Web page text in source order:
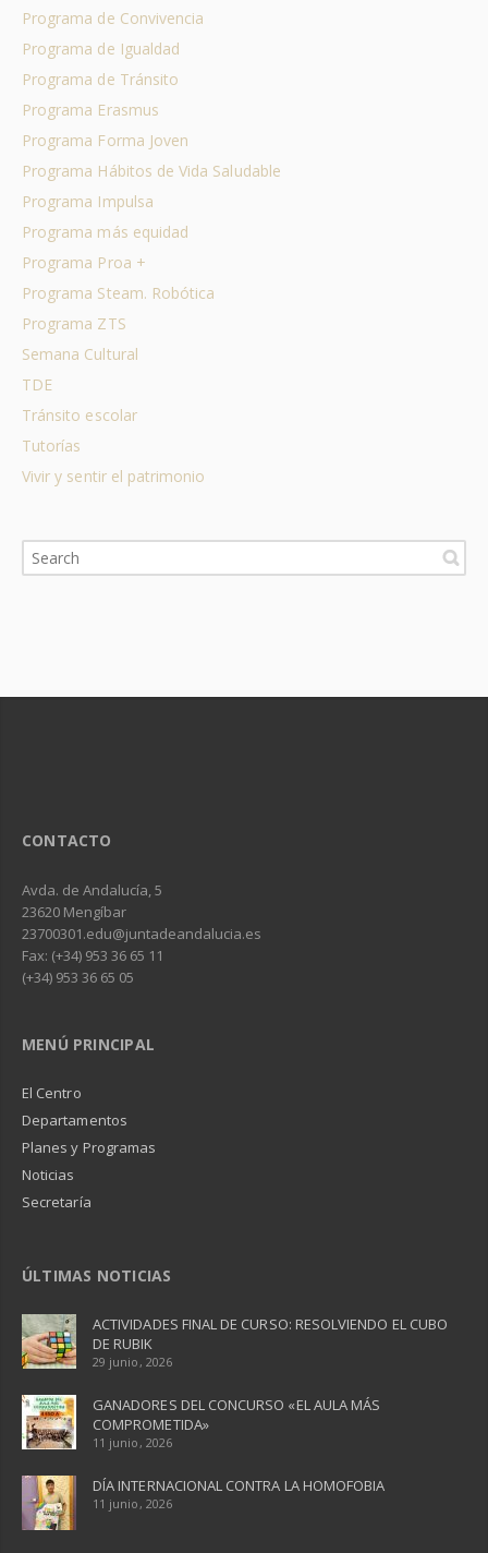
Programa de Convivencia
Programa de Igualdad
Programa de Tránsito
Programa Erasmus
Programa Forma Joven
Programa Hábitos de Vida Saludable
Programa Impulsa
Programa más equidad
Programa Proa +
Programa Steam. Robótica
Programa ZTS
Semana Cultural
TDE
Tránsito escolar
Tutorías
Vivir y sentir el patrimonio
CONTACTO
Avda. de Andalucía, 5
23620 Mengíbar
23700301.edu@juntadeandalucia.es
Fax: (+34) 953 36 65 11
(+34) 953 36 65 05
MENÚ PRINCIPAL
El Centro
Departamentos
Planes y Programas
Noticias
Secretaría
ÚLTIMAS NOTICIAS
ACTIVIDADES FINAL DE CURSO: RESOLVIENDO EL CUBO
DE RUBIK
29 junio, 2026
GANADORES DEL CONCURSO «EL AULA MÁS
COMPROMETIDA»
11 junio, 2026
DÍA INTERNACIONAL CONTRA LA HOMOFOBIA
11 junio, 2026